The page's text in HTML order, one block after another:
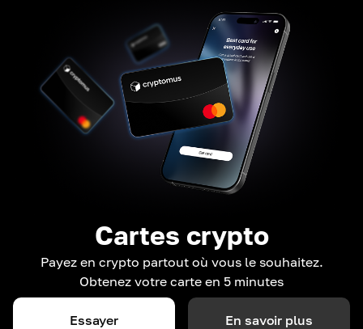
Cartes crypto
Payez en crypto partout où vous le souhaitez.
Obtenez votre carte en 5 minutes
Essayer En savoir plus